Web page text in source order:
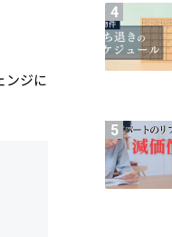
ンジに